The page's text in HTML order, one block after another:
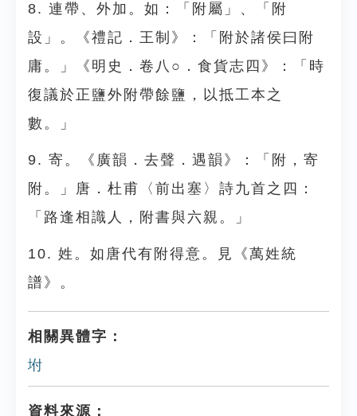
8. 連帶、外加。如：「附屬」、「附
設」。《禮記．王制》：「附於諸侯曰附
庸。」《明史．卷八○．食貨志四》：「時
復議於正鹽外附帶餘鹽，以抵工本之
數。」
9. 寄。《廣韻．去聲．遇韻》：「附，寄
附。」唐．杜甫〈前出塞〉詩九首之四：
「路逢相識人，附書與六親。」
10. 姓。如唐代有附得意。見《萬姓統
譜》。
相關異體字：
坿
資料來源：